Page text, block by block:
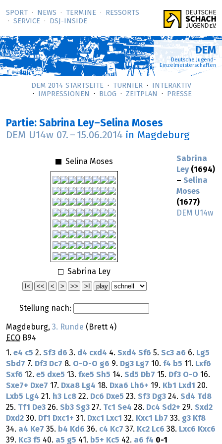
SPORT NEWS TERMINE
RESSORTS
SERVICE
DSJ-­INSIDE
DEM
Deutsche Jugend-
Einzelmeisterschaften
DEM 2014 STARTSEITE TURNIER
INTERAKTIV
IMPRESSIONEN
BLOG ZEITPLAN PRESSE
Partie: Sabrina Ley–Selina Moses
DEM U14w 07. – 15.06.2014 in Magdeburg
Selina Moses
Sabrina Ley
Stellung nach:
Sabrina
Ley(1694)
– Selina
Moses
(1677)
DEM U14w
Magdeburg, 3. Runde (Brett 4)
ECO B94
1. e4 c5 2. Sf3 d6 3. d4 cxd4 4. Sxd4 Sf6 5. Sc3 a6 6. Lg5
Sbd7 7. Df3 Dc7 8. O-O-O g6 9. Dg3 Lg7 10. f4 b5 11. Lxf6
Sxf6 12. e5 dxe5 13. fxe5 Sh5 14. Sd5 Db7 15. Df3 O-O 16.
Sxe7+ Dxe7 17. Dxa8 Lg4 18. Dxa6 Lh6+ 19. Kb1 Lxd1 20.
Lxb5 Lg4 21. h3 Lc8 22. Dc6 Dxe5 23. Sf3 Dg3 24. Sd4 Td8
25. Tf1 De3 26. Sb3 Sg3 27. Tc1 Se4 28. Dc4 Sd2+ 29. Sxd2
Dxd2 30. Df1 Dxc1+ 31. Dxc1 Lxc1 32. Kxc1 Lb7 33. g3 Kf8
34. a4 Ke7 35. b4 Kd6 36. c4 Kc7 37. Kc2 Lc6 38. Lxc6 Kxc6
39. Kc3 f5 40. a5 g5 41. b5+ Kc5 42. a6 f4 0-1